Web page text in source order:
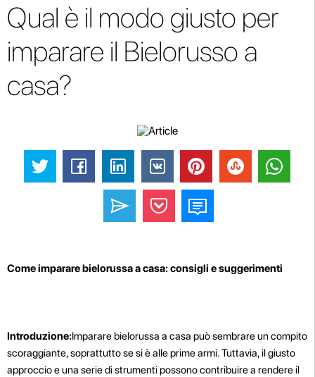
Qual è il modo giusto per
imparare il Bielorusso a
casa?
Come imparare bielorussa a casa: consigli e suggerimenti
Introduzione:Imparare bielorussa a casa può sembrare un compito
scoraggiante, soprattutto se si è alle prime armi. Tuttavia, il giusto
approccio e una serie di strumenti possono contribuire a rendere il